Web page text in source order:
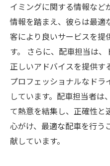
イミングに関する情報など
情報を踏まえ、彼らは最適
客により良いサービスを提
す。 さらに、配車担当は
正しいアドバイスを提供す
プロフェッショナルなド
しています。配車担当者は
て熱意を結集し、正確性と
心がけ、最適な配車を行う
献しています。